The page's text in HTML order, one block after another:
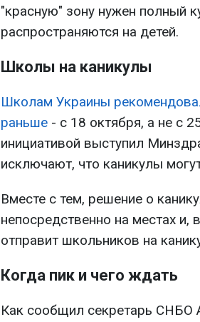
"красную" зону нужен полный
распространяются на детей.
Школы на каникулы
Школам Украины
раньше - с 18 октября, а не с
инициативой выступил
исключают, что каникулы
Вместе с тем, решение о
непосредственно на местах и,
отправит школьников на
Когда пик и чего ждать
Как сообщил секретарь СНБО